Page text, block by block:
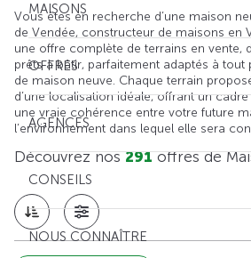
MAISONS
OFFRES
AGENCES
CONSEILS
NOUS CONNAÎTRE
Vous êtes en recherche d’une maison
de Vendée, constructeur de maisons en
une offre complète de terrains en vente,
prêts à bâtir, parfaitement adaptés à
de maison neuve. Chaque terrain
d’une localisation idéale, offrant un
une vraie cohérence entre votre future
l’environnement dans lequel elle sera
Découvrez nos291offres de